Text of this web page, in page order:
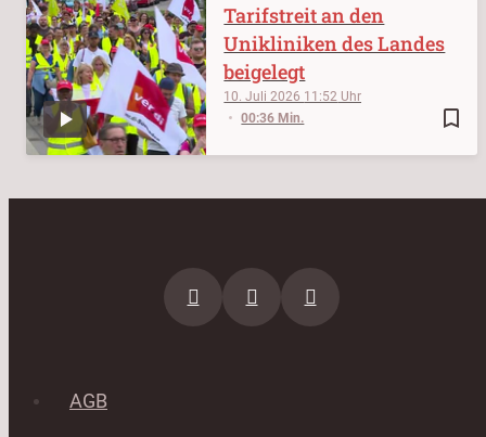
bookmark_border
10. Juli 2026 11:52
00:36 Min.
Tarifstreit an den
Unikliniken des Landes
beigelegt
AGB